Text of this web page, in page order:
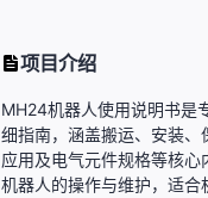
项目介绍
MH24机器人使用说明书是
细指南，涵盖搬运、安装
应用及电气元件规格等核
机器人的操作与维护，适合